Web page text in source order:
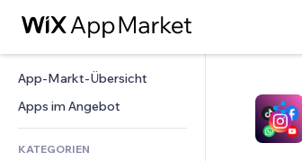
App-Markt-Übersicht
Apps im Angebot
KATEGORIEN